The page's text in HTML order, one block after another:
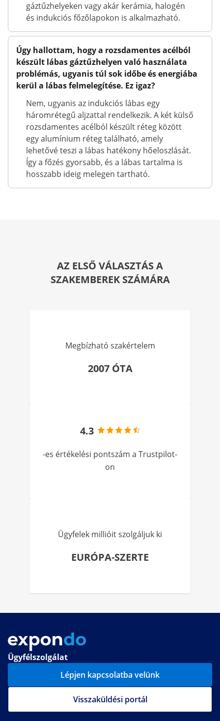
gáztűzhelyeken vagy akár kerámia, halogén
és indukciós főzőlapokon is alkalmazható.
Úgy hallottam, hogy a rozsdamentes acélból
készült lábas gáztűzhelyen való használata
problémás, ugyanis túl sok időbe és energiába
kerül a lábas felmelegítése. Ez igaz?
Nem, ugyanis az indukciós lábas egy
háromrétegű aljzattal rendelkezik. A két külső
rozsdamentes acélból készült réteg között
egy alumínium réteg található, amely
lehetővé teszi a lábas hatékony hőeloszlását.
Így a főzés gyorsabb, és a lábas tartalma is
hosszabb ideig melegen tartható.
AZ ELSŐ VÁLASZTÁS A
SZAKEMBEREK SZÁMÁRA
Megbízható szakértelem
2007 ÓTA
4.3
-es értékelési pontszám a Trustpilot-
on
Ügyfelek millióit szolgáljuk ki
EURÓPA-SZERTE
Ügyfélszolgálat
Lépjen kapcsolatba velünk
Visszaküldési portál